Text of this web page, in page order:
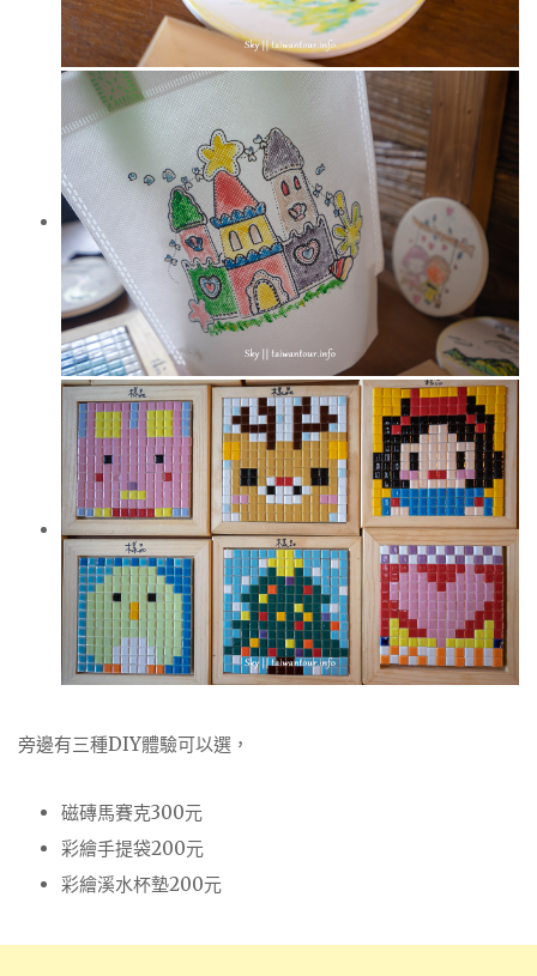
旁邊有三種DIY體驗可以選，
磁磚馬賽克300元
彩繪手提袋200元
彩繪溪水杯墊200元